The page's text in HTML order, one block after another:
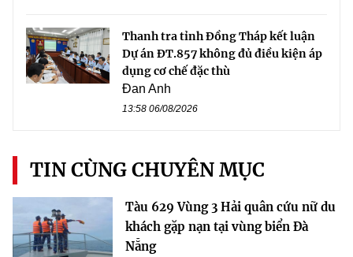
Thanh tra tỉnh Đồng Tháp kết luận
Dự án ĐT.857 không đủ điều kiện áp
dụng cơ chế đặc thù
Đan Anh
13:58 06/08/2026
TIN CÙNG CHUYÊN MỤC
Tàu 629 Vùng 3 Hải quân cứu nữ du
khách gặp nạn tại vùng biển Đà
Nẵng